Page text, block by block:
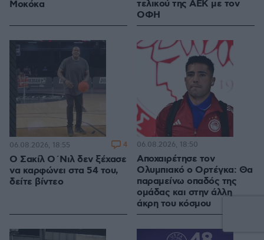
Μοκόκα
τελικού της ΑΕΚ με τον
ΟΦΗ
Ο Σακίλ Ο΄Νιλ δεν ξέχασε
να καρφώνει στα 54 του,
δείτε βίντεο
06.08.2026, 18:55 4
Αποχαιρέτησε τον
Ολυμπιακό ο Ορτέγκα: Θα
παραμείνω οπαδός της
ομάδας και στην άλλη
άκρη του κόσμου
06.08.2026, 18:50